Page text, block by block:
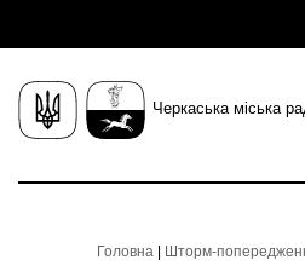
Черкаська міська
Головна Шторм-